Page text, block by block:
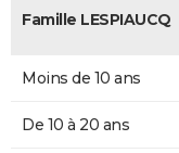
Famille LESPIAUCQ
Moins de 10 ans
De 10 à 20 ans